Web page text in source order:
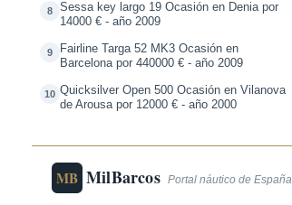
8
Sessa key largo 19 Ocasión en Denia por
14000 € - año 2009
9
Fairline Targa 52 MK3 Ocasión en
Barcelona por 440000 € - año 2009
10 Quicksilver Open 500 Ocasión en Vilanova
de Arousa por 12000 € - año 2000
MB MilBarcos Portal náutico de España